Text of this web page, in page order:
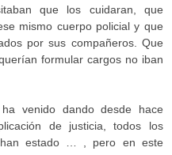
que los cuidaran, que
mismo cuerpo policial y que
por sus compañeros. Que
formular cargos no iban
venido dando desde hace
de justicia, todos los
han estado … , pero en este